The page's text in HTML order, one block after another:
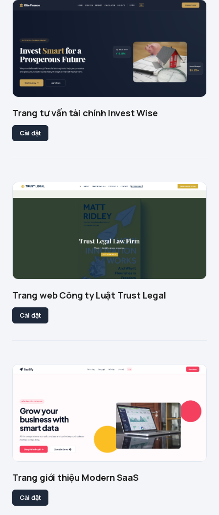
Trang tư vấn tài chính Invest Wise
Cài đặt
Trang web Công ty Luật Trust Legal
Cài đặt
Trang giới thiệu Modern SaaS
Cài đặt